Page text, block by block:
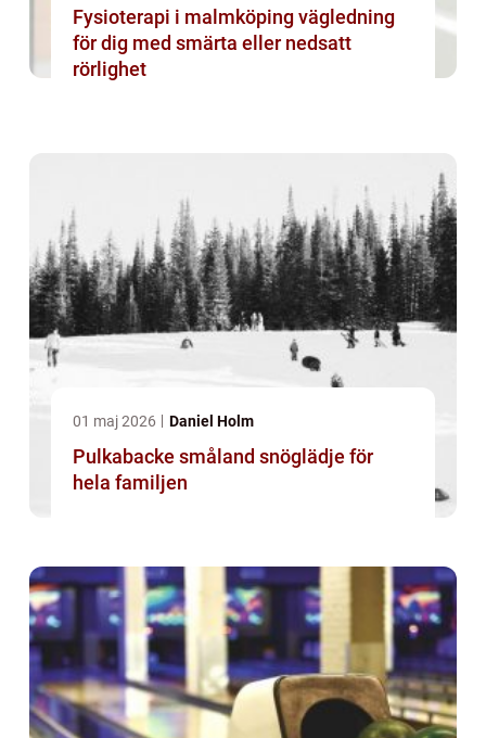
Fysioterapi i malmköping vägledning
för dig med smärta eller nedsatt
rörlighet
01 maj 2026 Daniel Holm
Pulkabacke småland snöglädje för
hela familjen